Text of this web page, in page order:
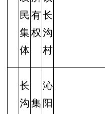
民
集
体
有
权
长
沟
村
长
沟集
沁
阳